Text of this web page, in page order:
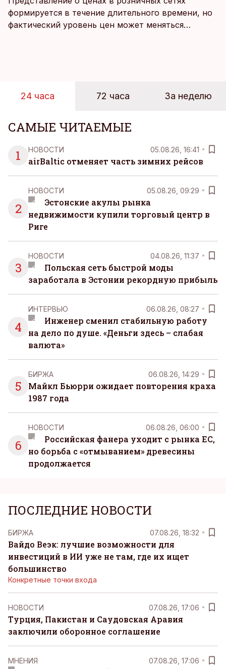
формируется в течение длительного времени, но
фактический уровень цен может меняться
24 часа 72 часа За неделю
САМЫЕ ЧИТАЕМЫЕ
1
НОВОСТИ 05.08.26, 16:41
airBaltic отменяет часть зимних рейсов
2
НОВОСТИ 05.08.26, 09:29
Эстонские акулы рынка
недвижимости купили торговый центр в
Риге
3
НОВОСТИ 04.08.26, 11:37
Польская сеть быстрой моды
заработала в Эстонии рекордную прибыль
4
ИНТЕРВЬЮ 06.08.26, 08:27
Инженер сменил стабильную работу
на дело по душе. «Деньги здесь – слабая
валюта»
5
БИРЖА 06.08.26, 14:29
Майкл Бьюрри ожидает повторения краха
1987 года
6
НОВОСТИ 06.08.26, 06:00
Российская фанера уходит с рынка ЕС,
но борьба с «отмыванием» древесины
продолжается
ПОСЛЕДНИЕ НОВОСТИ
БИРЖА 07.08.26, 18:32
Вайдо Веэк: лучшие возможности для
инвестиций в ИИ уже не там, где их ищет
большинство
Конкретные точки входа
НОВОСТИ 07.08.26, 17:06
Турция, Пакистан и Саудовская Аравия
заключили оборонное соглашение
MНЕНИЯ 07.08.26, 17:06